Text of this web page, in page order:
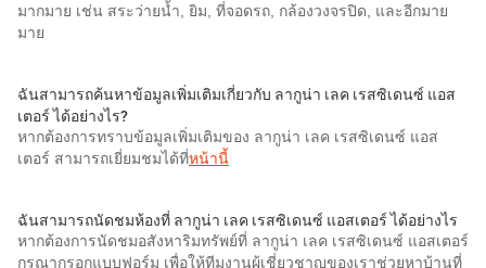
มากมาย เช่น สระว่ายน้ำ, ยิม, ที่จอดรถ, กล้องวงจรปิด, และอีกมาย
มาย
ฉันสามารถค้นหาข้อมูลเพิ่มเติมเกี่ยวกับ ลากูน่า เลค เรสซิเดนซ์ แอส
เตอร์ ได้อย่างไร?
หากต้องการทราบข้อมูลเพิ่มเติมของ ลากูน่า เลค เรสซิเดนซ์ แอส
เตอร์ สามารถเยี่ยมชมได้ที่หน้านี้
ฉันสามารถนัดชมห้องที่ ลากูน่า เลค เรสซิเดนซ์ แอสเตอร์ ได้อย่างไร
หากต้องการนัดชมอสังหาริมทรัพย์ที่ ลากูน่า เลค เรสซิเดนซ์ แอสเตอร์
กรุณากรอกแบบฟอร์ม เพื่อให้ทีมงานผู้เชี่ยวชาญของเราช่วยหาบ้านที่